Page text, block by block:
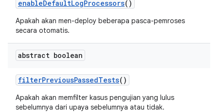
enableDefaultLogProcessors()
Apakah akan men-deploy beberapa pasca-pemroses
secara otomatis.
abstract boolean
filterPreviousPassedTests()
Apakah akan memfilter kasus pengujian yang lulus
sebelumnya dari upaya sebelumnya atau tidak.